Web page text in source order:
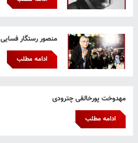
منصور رستگار فسایی
ادامه مطلب
مهدوخت پورخالقی چترودی
ادامه مطلب